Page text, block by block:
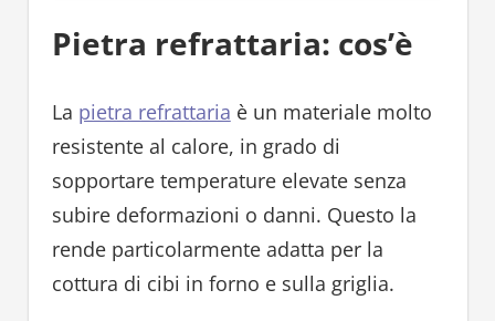
Pietra refrattaria: cos’è
La pietra refrattaria è un materiale molto
resistente al calore, in grado di
sopportare temperature elevate senza
subire deformazioni o danni. Questo la
rende particolarmente adatta per la
cottura di cibi in forno e sulla griglia.